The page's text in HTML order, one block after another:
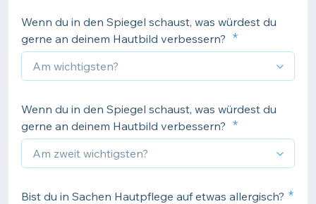
Wenn du in den Spiegel schaust, was würdest du
gerne an deinem Hautbild verbessern?
Wenn du in den Spiegel schaust, was würdest du
gerne an deinem Hautbild verbessern?
Bist du in Sachen Hautpflege auf etwas allergisch?